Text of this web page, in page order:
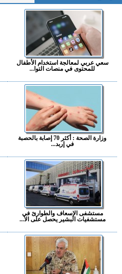
سعي عربي لمعالجة استخدام الأطفال
للمحتوى في منصات التوا...
وزارة الصحة : أكثر 70 إصابة بالحصبة
في إربد...
مستشفى الإسعاف والطوارئ في
مستشفيات البشير يحصل على الا...